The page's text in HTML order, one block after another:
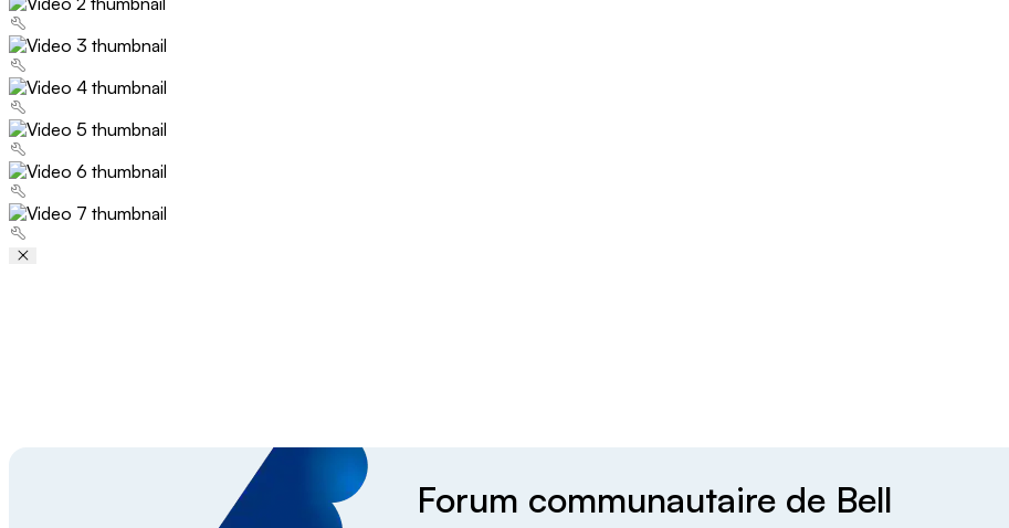
Video Player
Forum communautaire de Bell